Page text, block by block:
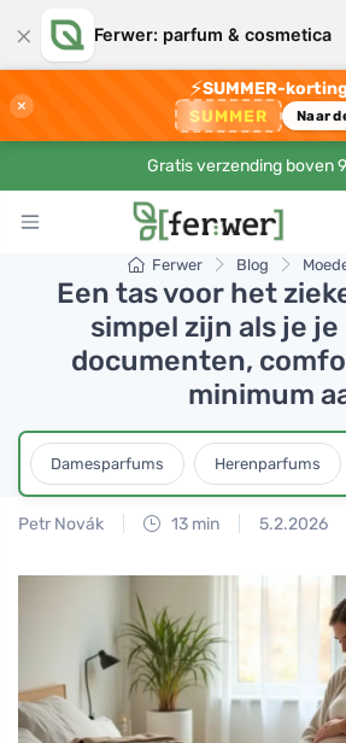
× Ferwer: parfum & cosmetica
×
⚡SUMMER-
SUMMER Naar
Gratis verzending boven
Ferwer Blog
Een tas voor het
simpel zijn als je
documenten,
minimum
Damesparfums Herenparfums
Petr Novák 13 min 5.2.2026